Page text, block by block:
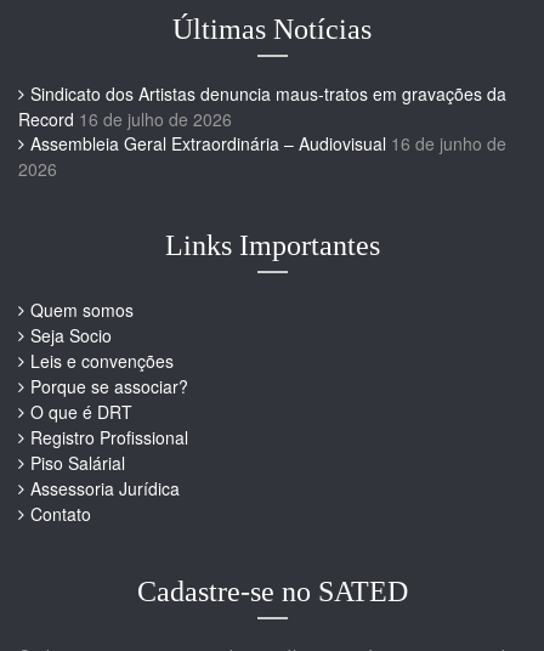
Últimas Notícias
Sindicato dos Artistas denuncia maus-tratos em gravações da
Record 16 de julho de 2026
Assembleia Geral Extraordinária – Audiovisual 16 de junho de
2026
Links Importantes
Quem somos
Seja Socio
Leis e convenções
Porque se associar?
O que é DRT
Registro Profissional
Piso Salárial
Assessoria Jurídica
Contato
Cadastre-se no SATED